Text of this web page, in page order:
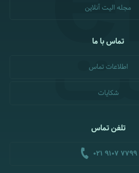
مجله الیت آنلاین
تماس با ما
اطلاعات تماس
شکایات
تلفن تماس
021 9107 7799